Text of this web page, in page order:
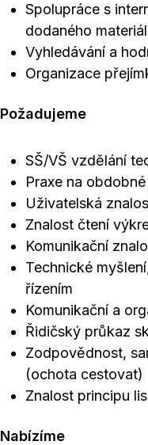
Spolupráce s
dodaného
Vyhledávání a
Organizace
Požadujeme
SŠ/VŠ vzdělání
Praxe na
Uživatelská
Znalost čtení
Komunikační
Technické
řízením
Komunikační a
Řidičský průkaz
Zodpovědnost,
(ochota cestovat)
Znalost principu
Nabízíme